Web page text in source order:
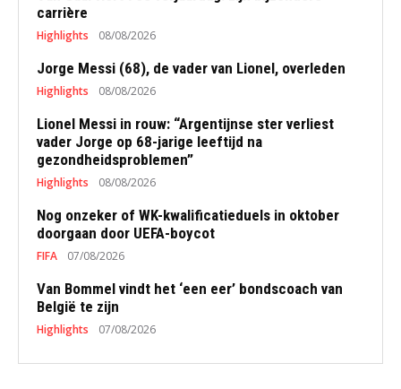
carrière
Highlights 08/08/2026
Jorge Messi (68), de vader van Lionel, overleden
Highlights 08/08/2026
Lionel Messi in rouw: “Argentijnse ster verliest
vader Jorge op 68-jarige leeftijd na
gezondheidsproblemen”
Highlights 08/08/2026
Nog onzeker of WK-kwalificatieduels in oktober
doorgaan door UEFA-boycot
FIFA 07/08/2026
Van Bommel vindt het ‘een eer’ bondscoach van
België te zijn
Highlights 07/08/2026